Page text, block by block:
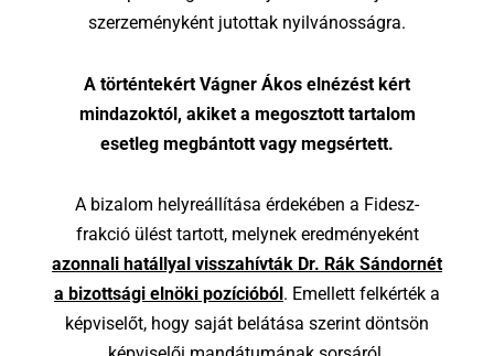
szerzeményként jutottak nyilvánosságra.
A történtekért Vágner Ákos elnézést kért
mindazoktól, akiket a megosztott tartalom
esetleg megbántott vagy megsértett.
A bizalom helyreállítása érdekében a Fidesz-
frakció ülést tartott, melynek eredményeként
azonnali hatállyal visszahívták Dr. Rák Sándornét
a bizottsági elnöki pozícióból . Emellett felkérték a
képviselőt, hogy saját belátása szerint döntsön